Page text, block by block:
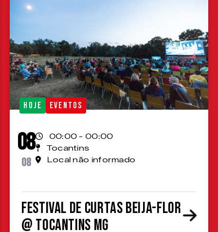
HOJE EVENTOS
08
08
00:00 - 00:00
Tocantins
Local não informado
Festival de Curtas Beija-Flor
@ Tocantins MG